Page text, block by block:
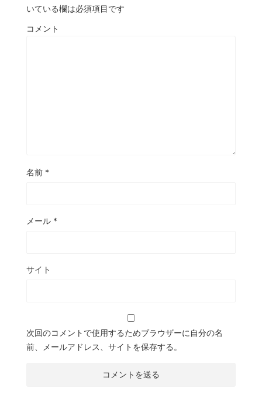
いている欄は必須項目です
コメント
名前 *
メール *
サイト
次回のコメントで使用するためブラウザーに自分の名
前、メールアドレス、サイトを保存する。